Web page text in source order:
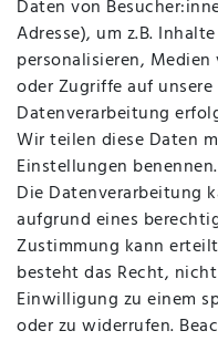
Vertrag
MAPALI VOR ORT
Herzogstraße 10
47533 Kleve
Montag, Dienstag,
09:00 Uhr bis 13:00 Uhr
Daten von
Adresse), um z.B.
personalisieren,
oder Zugriffe auf
Datenverarbeitung
Wir teilen diese Daten
Einstellungen benennen.
Die Datenverarbeitung
aufgrund eines
Zustimmung kann
besteht das Recht,
Einwilligung zu einem
oder zu widerrufen.